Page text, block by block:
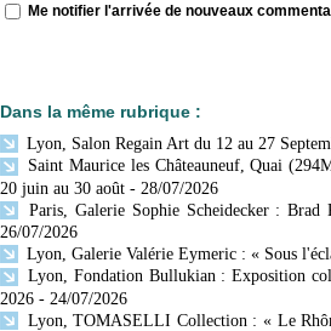
Me notifier l'arrivée de nouveaux
Dans la même rubrique :
Lyon, Salon Regain Art du 12 au 27
Saint Maurice les Châteauneuf, Quai
20 juin au 30 août - 28/07/2026
Paris, Galerie Sophie Scheidecker :
26/07/2026
Lyon, Galerie Valérie Eymeric : « Sous
Lyon, Fondation Bullukian : Exposition
2026 - 24/07/2026
Lyon, TOMASELLI Collection : « Le